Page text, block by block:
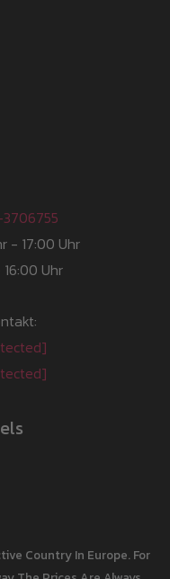
3706755
- 17:00 Uhr
Uhr
Country In Europe. For